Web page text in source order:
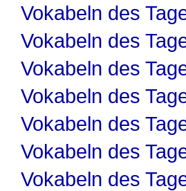
Vokabeln des
Vokabeln des
Vokabeln des
Vokabeln des
Vokabeln des
Vokabeln des
Vokabeln des